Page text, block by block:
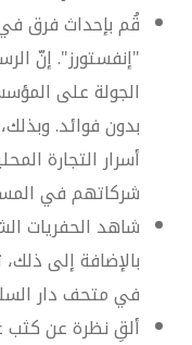
قُم بإحداث فرق
"إنفستورز". إنّ
الجولة على
بدون فوائد.
أسرار التجارة
شركاتهم في
شاهد الحفريات
بالإضافة إلى
في متحف دار
ألقِ نظرة عن كثب